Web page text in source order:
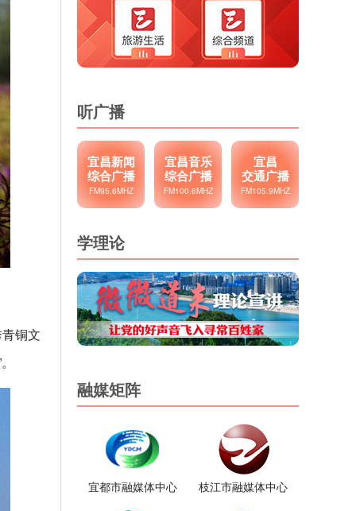
铜文
听广播
宜昌新闻
综合广播
FM95.6MHZ
宜昌音乐
综合广播
FM100.6MHZ
宜昌
交通广播
FM105.9MHZ
学理论
融媒矩阵
宜都市融媒体中心 枝江市融媒体中心